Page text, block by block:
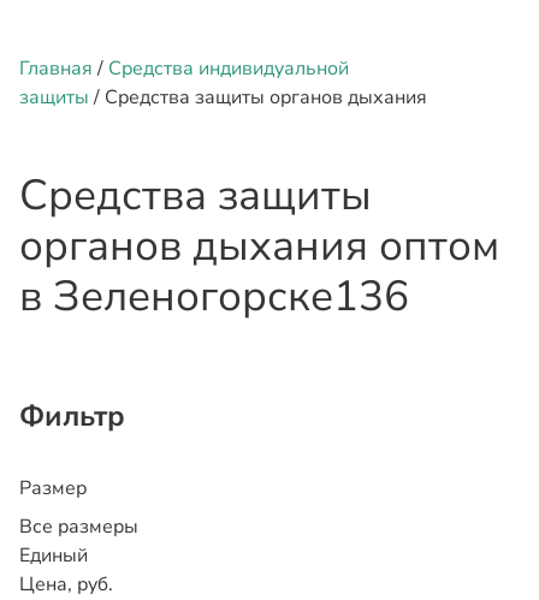
Главная/ Средства индивидуальной
защиты/ Средства защиты органов дыхания
Средства защиты
органов дыхания оптом
в Зеленогорске136
Фильтр
Размер
Все размеры
Единый
Цена, руб.